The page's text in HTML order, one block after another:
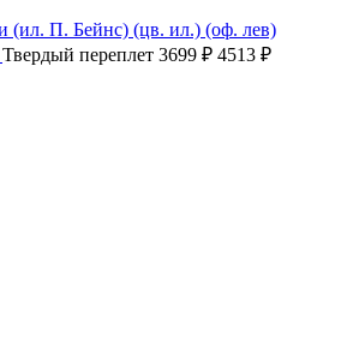
(ил. П. Бейнс) (цв. ил.) (оф. лев)
Твердый переплет 3699 ₽ 4513 ₽